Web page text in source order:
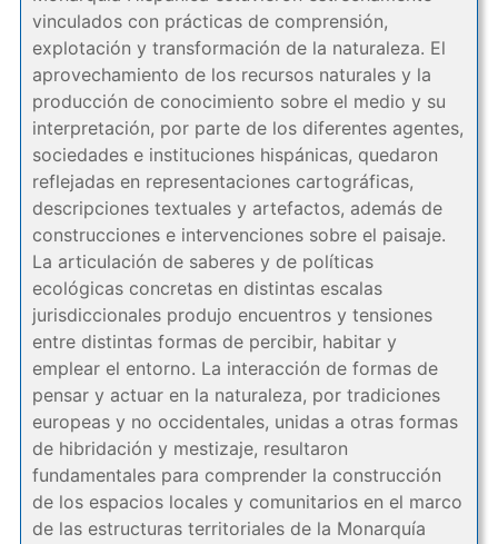
vinculados con prácticas de comprensión,
explotación y transformación de la naturaleza. El
aprovechamiento de los recursos naturales y la
producción de conocimiento sobre el medio y su
interpretación, por parte de los diferentes agentes,
sociedades e instituciones hispánicas, quedaron
reflejadas en representaciones cartográficas,
descripciones textuales y artefactos, además de
construcciones e intervenciones sobre el paisaje.
La articulación de saberes y de políticas
ecológicas concretas en distintas escalas
jurisdiccionales produjo encuentros y tensiones
entre distintas formas de percibir, habitar y
emplear el entorno. La interacción de formas de
pensar y actuar en la naturaleza, por tradiciones
europeas y no occidentales, unidas a otras formas
de hibridación y mestizaje, resultaron
fundamentales para comprender la construcción
de los espacios locales y comunitarios en el marco
de las estructuras territoriales de la Monarquía